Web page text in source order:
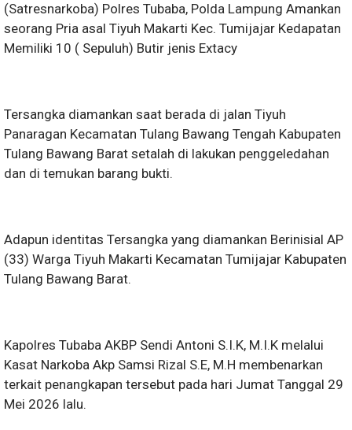
(Satresnarkoba) Polres Tubaba, Polda Lampung Amankan
seorang Pria asal Tiyuh Makarti Kec. Tumijajar Kedapatan
Memiliki 10 ( Sepuluh) Butir jenis Extacy
Tersangka diamankan saat berada ‎di jalan Tiyuh
Panaragan Kecamatan Tulang Bawang Tengah Kabupaten
Tulang Bawang Barat setalah di lakukan penggeledahan
dan di temukan barang bukti.
Adapun identitas Tersangka yang diamankan Berinisial AP
(33) Warga Tiyuh Makarti Kecamatan Tumijajar Kabupaten
Tulang Bawang Barat.
Kapolres Tubaba AKBP Sendi Antoni S.I.K, M.I.K melalui
Kasat Narkoba Akp Samsi Rizal S.E, M.H membenarkan
terkait penangkapan tersebut pada hari Jumat Tanggal 29
Mei 2026 lalu.